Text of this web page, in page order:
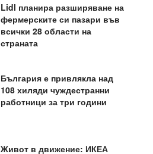
Lidl планира разширяване на
фермерските си пазари във
всички 28 области на
страната
България е привлякла над
108 хиляди чуждестранни
работници за три години
Живот в движение: ИКЕА